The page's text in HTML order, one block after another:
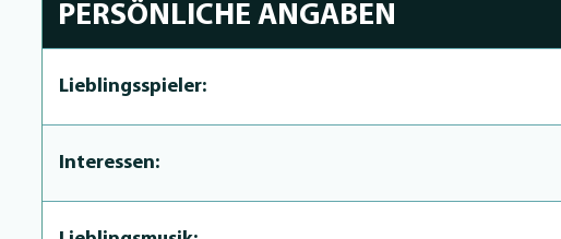
PERSÖNLICHE ANGABEN
Lieblingsspieler:
Interessen: